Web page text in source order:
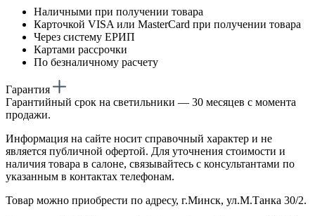
Наличными при получении товара
Карточкой VISA или MasterCard при получении товара
Через систему ЕРИП
Картами рассрочки
По безналичному расчету
Гарантия
Гарантийный срок на светильники — 30 месяцев с момента
продажи.
Информация на сайте носит справочный характер и не
является публичной офертой. Для уточнения стоимости и
наличия товара в салоне, связывайтесь с консультантами по
указанным в контактах телефонам.
Товар можно приобрести по адресу, г.Минск, ул.М.Танка 30/2.